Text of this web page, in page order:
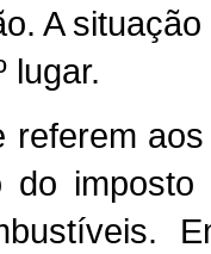
A
lugar.
referem
do